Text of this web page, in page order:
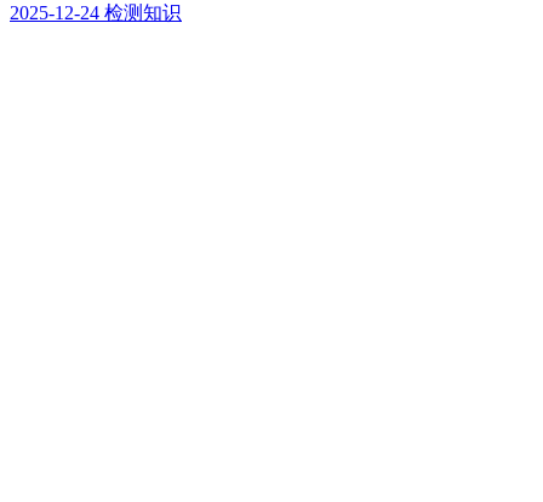
2025-12-24 检测知识